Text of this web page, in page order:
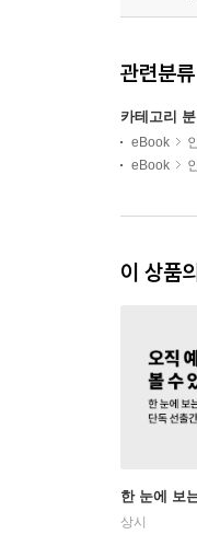
관련분류
카테고리
eBook
eBook
이 상품
한 눈에 보
상시